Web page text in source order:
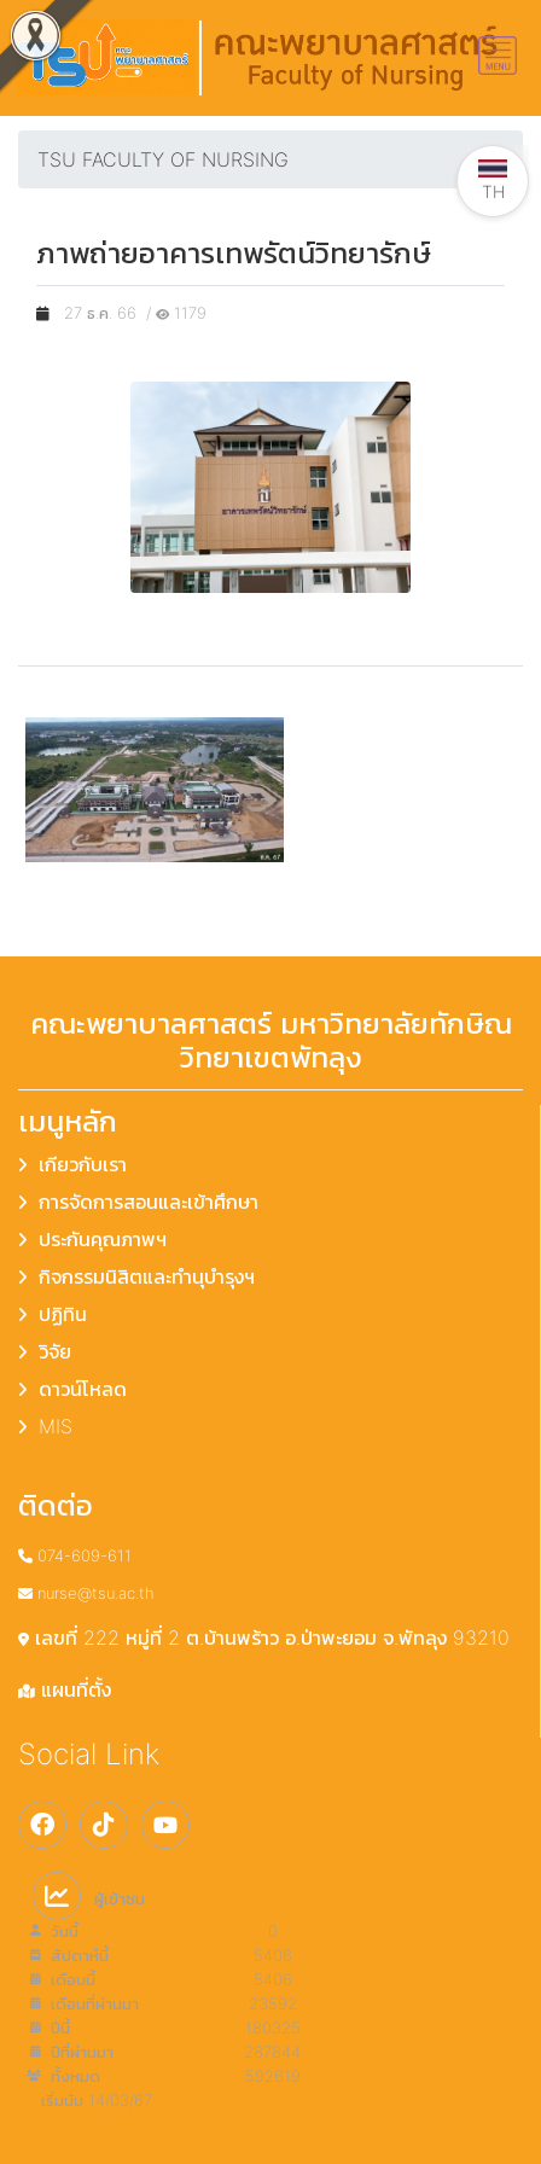
TSU FACULTY OF NURSING
ภาพถ่ายอาคารเทพรัตน์วิทยารักษ์
27 ธ.ค. 66 / 1179
คณะพยาบาลศาสตร์ มหาวิทยาลัยทักษิณ
วิทยาเขตพัทลุง
เมนูหลัก
เกียวกับเรา
การจัดการสอนและเข้าศึกษา
ประกันคุณภาพฯ
กิจกรรมนิสิตและทำนุบำรุงฯ
ปฏิทิน
วิจัย
ดาวน์โหลด
MIS
ติดต่อ
074-609-611
nurse@tsu.ac.th
เลขที่ 222 หมู่ที่ 2 ต.บ้านพร้าว อ.ป่าพะยอม จ.พัทลุง 93210
แผนที่ตั้ง
Social Link
ผู้เข้าชม
วันนี้
0
สัปดาห์นี้
5406
เดือนนี้
5406
เดือนที่ผ่านมา
23592
ปีนี้
180325
ปีที่ผ่านมา
287844
ทั้งหมด
592619
เริ่มนับ 14/03/67
TH